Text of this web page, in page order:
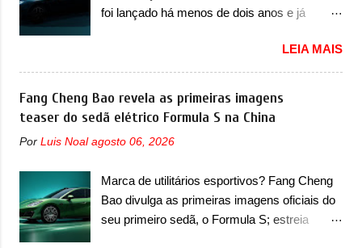
famosa Kia Besta, o Vol...
nunca conseguiu acompanhar e agora ela
chegada do motor T200, que estreou nos
irmãos Pulse e Fastback. "A Fiat Strada é
mais do que uma picape, é uma verdadeira
revolução no mercado automotivo. Há alguns
anos era improvável pensar que uma picape
que só a Strada fez. Mais do que isso: ela é a
prova viva que time que está ganhando se
mexe sim. Ao longo da sua história, ela...
foi lançado há menos de dois anos e já
revelou as primeiras imagens teaser de uma
mudança visual para um dos seus menores
sedãs elétricos na China, pertencente à linha
Ocean. Trata-se do Seal 06 EV, lançado no
de um ano. O modelo agora passará a ser
na traseira, que vão atualizá-los para a
identidade visual mais moderna da marca,
mas ainda sem motivos para que essa
LEIA MAIS
Fang Cheng Bao revela as primeiras imagens
teaser do sedã elétrico Formula S na China
Por Luis Noal agosto 06, 2026
Marca de utilitários esportivos? Fang Cheng
Bao divulga as primeiras imagens oficiais do
seu primeiro sedã, o Formula S; estreia